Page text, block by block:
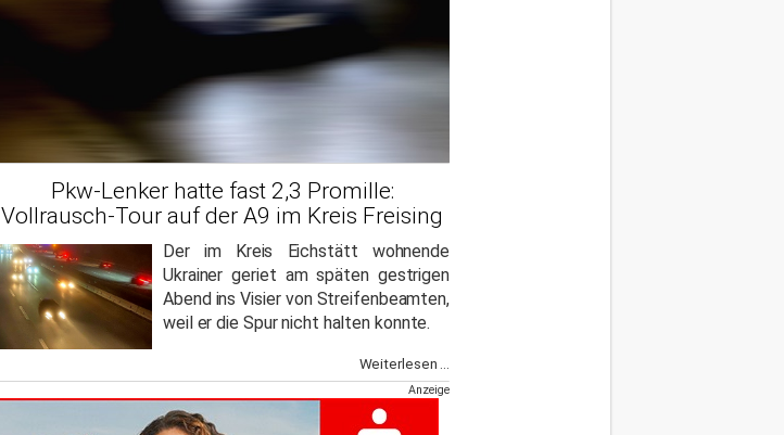
Pkw-Lenker hatte fast 2,3 Promille:
Vollrausch-Tour auf der A9 im Kreis Freising
Der im Kreis Eichstätt wohnende
Ukrainer geriet am späten gestrigen
Abend ins Visier von Streifenbeamten,
weil er die Spur nicht halten konnte.
Weiterlesen ...
Anzeige